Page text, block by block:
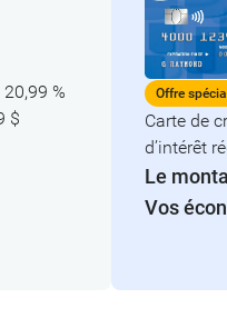
%
$
Offre
Carte de
d’intérêt
Le
Vos